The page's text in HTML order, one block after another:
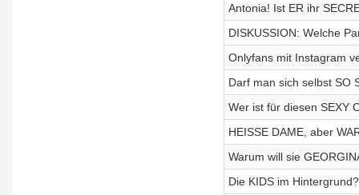
Antonia! Ist ER ihr
DISKUSSION: Welche
Onlyfans mit Instagram
Darf man sich selbst SO
Wer ist für diesen SEXY
HEISSE DAME, aber
Warum will sie
Die KIDS im